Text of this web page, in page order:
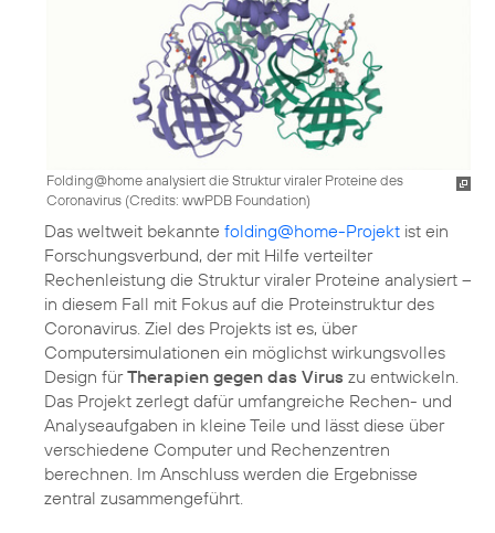
Folding@home analysiert die Struktur viraler Proteine des
Coronavirus (Credits: wwPDB Foundation)
Das weltweit bekannte folding@home-Projekt ist ein
Forschungsverbund, der mit Hilfe verteilter
Rechenleistung die Struktur viraler Proteine analysiert –
in diesem Fall mit Fokus auf die Proteinstruktur des
Coronavirus. Ziel des Projekts ist es, über
Computersimulationen ein möglichst wirkungsvolles
Design fürTherapien gegen das Virus zu entwickeln.
Das Projekt zerlegt dafür umfangreiche Rechen- und
Analyseaufgaben in kleine Teile und lässt diese über
verschiedene Computer und Rechenzentren
berechnen. Im Anschluss werden die Ergebnisse
zentral zusammengeführt.